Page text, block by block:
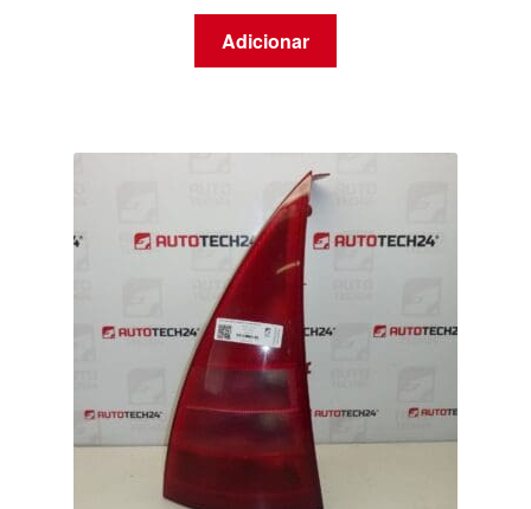
Adicionar